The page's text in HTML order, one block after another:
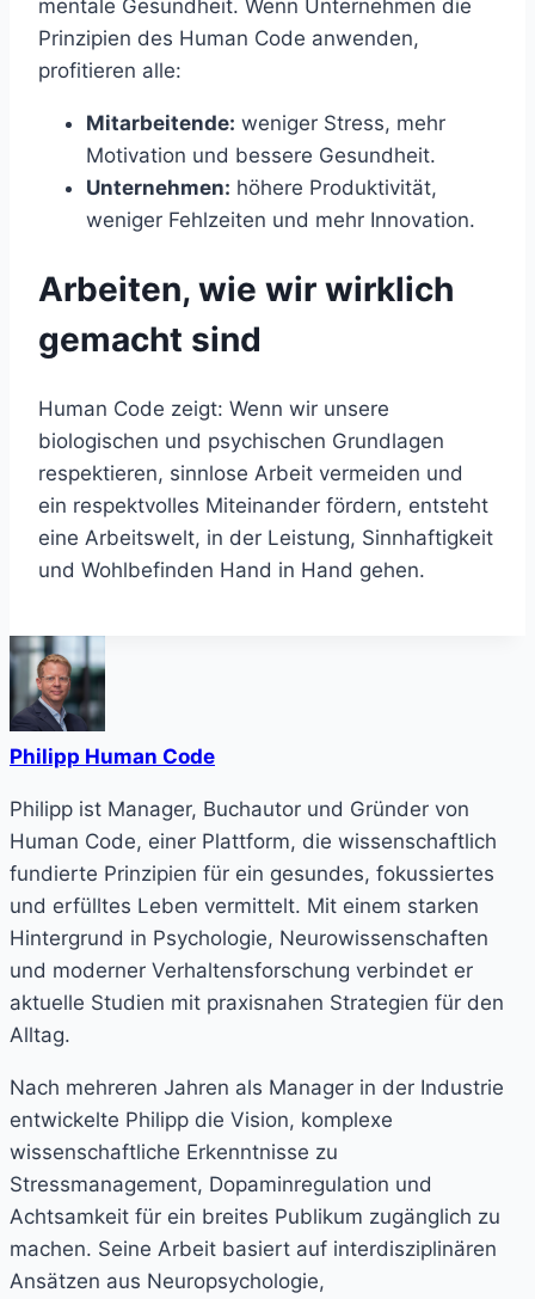
mentale Gesundheit. Wenn Unternehmen die
Prinzipien des Human Code anwenden,
profitieren alle:
Mitarbeitende: weniger Stress, mehr
Motivation und bessere Gesundheit.
Unternehmen: höhere Produktivität,
weniger Fehlzeiten und mehr Innovation.
Arbeiten, wie wir wirklich
gemacht sind
Human Code zeigt: Wenn wir unsere
biologischen und psychischen Grundlagen
respektieren, sinnlose Arbeit vermeiden und
ein respektvolles Miteinander fördern, entsteht
eine Arbeitswelt, in der Leistung, Sinnhaftigkeit
und Wohlbefinden Hand in Hand gehen.
Philipp Human Code
Philipp ist Manager, Buchautor und Gründer von
Human Code, einer Plattform, die wissenschaftlich
fundierte Prinzipien für ein gesundes, fokussiertes
und erfülltes Leben vermittelt. Mit einem starken
Hintergrund in Psychologie, Neurowissenschaften
und moderner Verhaltensforschung verbindet er
aktuelle Studien mit praxisnahen Strategien für den
Alltag.
Nach mehreren Jahren als Manager in der Industrie
entwickelte Philipp die Vision, komplexe
wissenschaftliche Erkenntnisse zu
Stressmanagement, Dopaminregulation und
Achtsamkeit für ein breites Publikum zugänglich zu
machen. Seine Arbeit basiert auf interdisziplinären
Ansätzen aus Neuropsychologie,